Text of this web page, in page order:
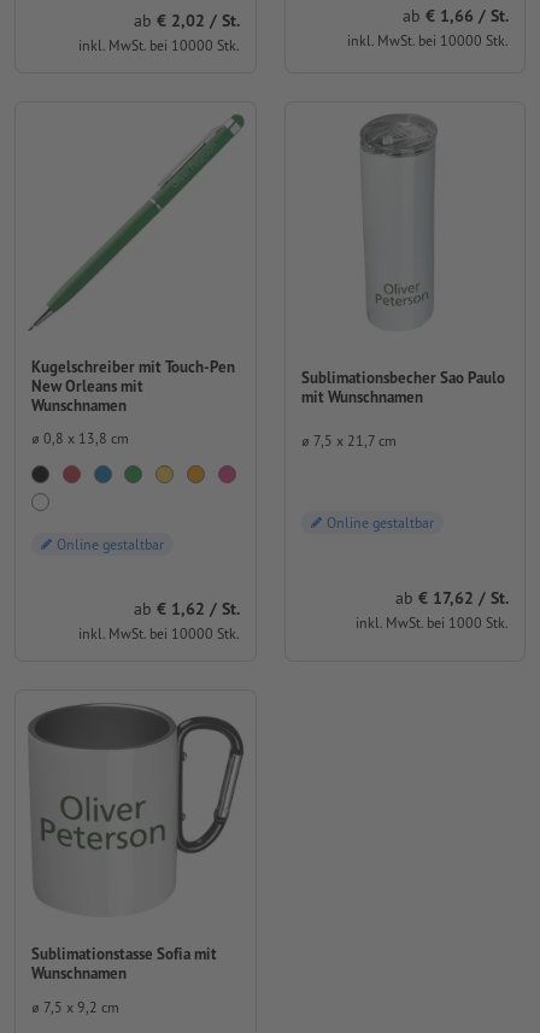
ab 2,02 / St.
inkl. MwSt. bei 10000 Stk.
ab 1,66 / St.
inkl. MwSt. bei 10000 Stk.
Kugelschreiber mit Touch-Pen
New Orleans mit
Wunschnamen
⌀ 0,8 x 13,8 cm
Online gestaltbar
ab 1,62 / St.
inkl. MwSt. bei 10000 Stk.
Sublimationsbecher Sao Paulo
mit Wunschnamen
⌀ 7,5 x 21,7 cm
Online gestaltbar
ab 17,62 / St.
inkl. MwSt. bei 1000 Stk.
Sublimationstasse Sofia mit
Wunschnamen
⌀ 7,5 x 9,2 cm